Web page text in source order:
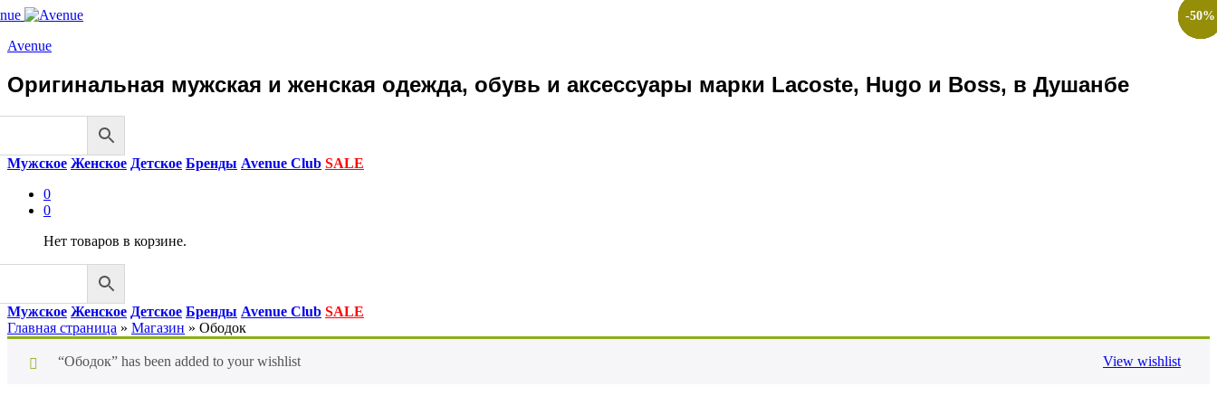
Avenue
Оригинальная мужская и женская одежда, обувь и аксессуары марки Lacoste, Hugo и Boss, в Душанбе
Мужское Женское Детское Бренды Avenue Club SALE
0
0
Нет товаров в корзине.
Мужское Женское Детское Бренды Avenue Club SALE
Главная страница » Магазин » Ободок
View wishlist
“Ободок” has been added to your wishlist
-50%
-50%
-50%
-50%
-50%
-50%